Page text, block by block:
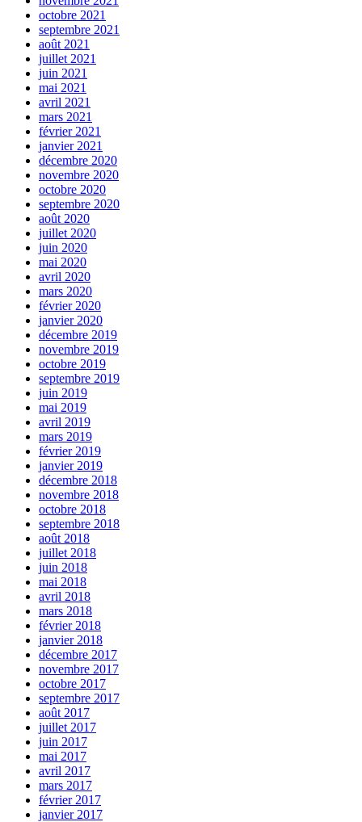
octobre 2021
septembre 2021
août 2021
juillet 2021
juin 2021
mai 2021
avril 2021
mars 2021
février 2021
janvier 2021
décembre 2020
novembre 2020
octobre 2020
septembre 2020
août 2020
juillet 2020
juin 2020
mai 2020
avril 2020
mars 2020
février 2020
janvier 2020
décembre 2019
novembre 2019
octobre 2019
septembre 2019
juin 2019
mai 2019
avril 2019
mars 2019
février 2019
janvier 2019
décembre 2018
novembre 2018
octobre 2018
septembre 2018
août 2018
juillet 2018
juin 2018
mai 2018
avril 2018
mars 2018
février 2018
janvier 2018
décembre 2017
novembre 2017
octobre 2017
septembre 2017
août 2017
juillet 2017
juin 2017
mai 2017
avril 2017
mars 2017
février 2017
janvier 2017